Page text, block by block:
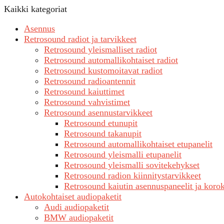
Kaikki kategoriat
Asennus
Retrosound radiot ja tarvikkeet
Retrosound yleismalliset radiot
Retrosound automallikohtaiset radiot
Retrosound kustomoitavat radiot
Retrosound radioantennit
Retrosound kaiuttimet
Retrosound vahvistimet
Retrosound asennustarvikkeet
Retrosound etunupit
Retrosound takanupit
Retrosound automallikohtaiset etupanelit
Retrosound yleismalli etupanelit
Retrosound yleismalli sovitekehykset
Retrosound radion kiinnitystarvikkeet
Retrosound kaiutin asennuspaneelit ja
Autokohtaiset audiopaketit
Audi audiopaketit
BMW audiopaketit